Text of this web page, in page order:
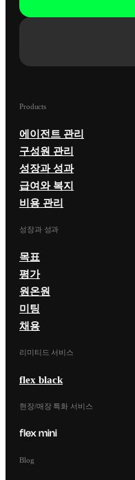
Products
에이전트 관리
구성원 관리
성장과 성과
급여와 복지
비용 관리
성장과 성과
목표
평가
원온원
미팅
채용
리미티드 서비스
flex black
현장/매장 특화 서비스
Blog